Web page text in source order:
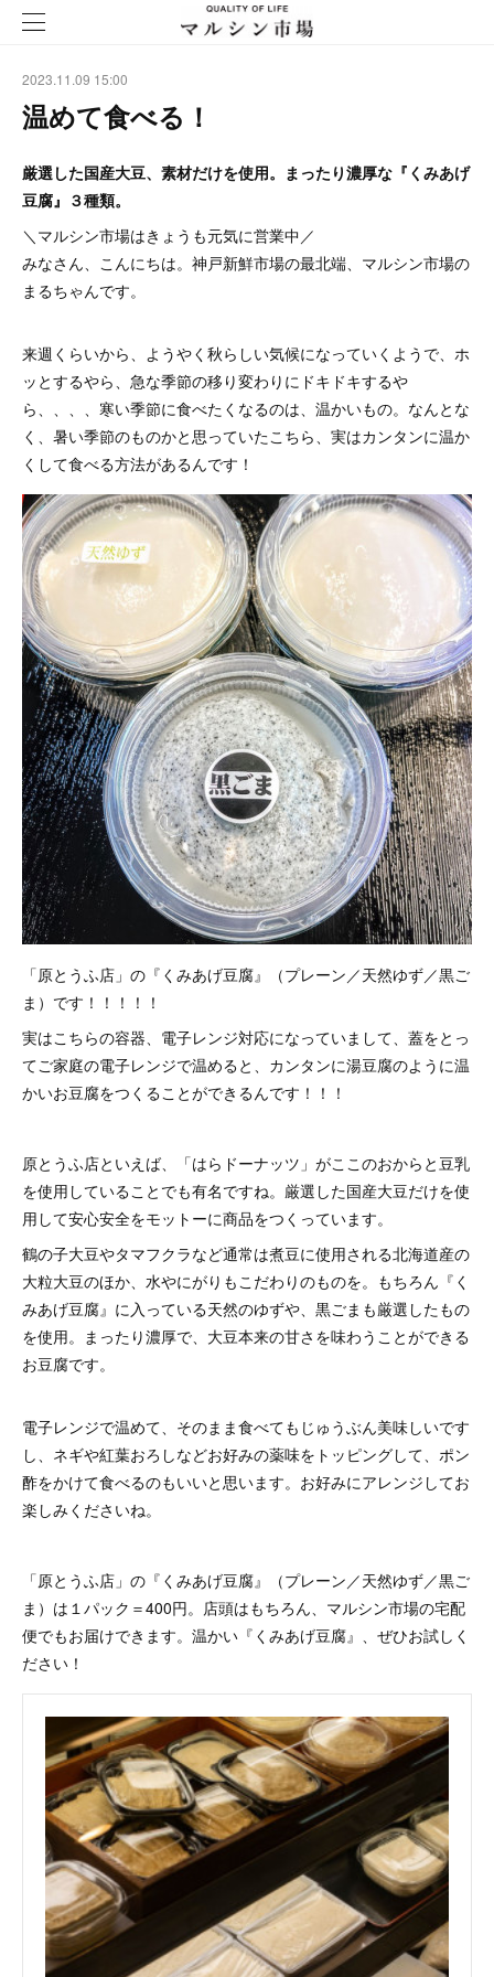
2023.11.09 15:00
温めて食べる！
厳選した国産大豆、素材だけを使用。まったり濃厚な『くみあげ
豆腐』３種類。
＼マルシン市場はきょうも元気に営業中／
みなさん、こんにちは。神戸新鮮市場の最北端、マルシン市場の
まるちゃんです。
来週くらいから、ようやく秋らしい気候になっていくようで、ホ
ッとするやら、急な季節の移り変わりにドキドキするや
ら、、、、寒い季節に食べたくなるのは、温かいもの。なんとな
く、暑い季節のものかと思っていたこちら、実はカンタンに温か
くして食べる方法があるんです！
「原とうふ店」の『くみあげ豆腐』（プレーン／天然ゆず／黒ご
ま）です！！！！！
実はこちらの容器、電子レンジ対応になっていまして、蓋をとっ
てご家庭の電子レンジで温めると、カンタンに湯豆腐のように温
かいお豆腐をつくることができるんです！！！
原とうふ店といえば、「はらドーナッツ」がここのおからと豆乳
を使用していることでも有名ですね。厳選した国産大豆だけを使
用して安心安全をモットーに商品をつくっています。
鶴の子大豆やタマフクラなど通常は煮豆に使用される北海道産の
大粒大豆のほか、水やにがりもこだわりのものを。もちろん『く
みあげ豆腐』に入っている天然のゆずや、黒ごまも厳選したもの
を使用。まったり濃厚で、大豆本来の甘さを味わうことができる
お豆腐です。
電子レンジで温めて、そのまま食べてもじゅうぶん美味しいです
し、ネギや紅葉おろしなどお好みの薬味をトッピングして、ポン
酢をかけて食べるのもいいと思います。お好みにアレンジしてお
楽しみくださいね。
「原とうふ店」の『くみあげ豆腐』（プレーン／天然ゆず／黒ご
ま）は１パック＝400円。店頭はもちろん、マルシン市場の宅配
便でもお届けできます。温かい『くみあげ豆腐』、ぜひお試しく
ださい！